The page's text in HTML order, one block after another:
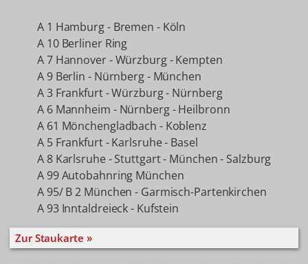
A 1 Hamburg - Bremen - Köln
A 10 Berliner Ring
A 7 Hannover - Würzburg - Kempten
A 9 Berlin - Nürnberg - München
A 3 Frankfurt - Würzburg - Nürnberg
A 6 Mannheim - Nürnberg - Heilbronn
A 61 Mönchengladbach - Koblenz
A 5 Frankfurt - Karlsruhe - Basel
A 8 Karlsruhe - Stuttgart - München - Salzburg
A 99 Autobahnring München
A 95/ B 2 München - Garmisch-Partenkirchen
A 93 Inntaldreieck - Kufstein
Zur Staukarte »